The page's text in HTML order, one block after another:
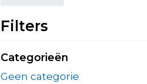
Filters
Categorieën
Geen categorie